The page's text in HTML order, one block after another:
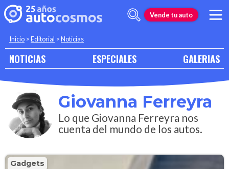
Vende tu auto
Inicio >Editorial >Noticias
NOTICIAS ESPECIALES GALERIAS
Giovanna Ferreyra
Lo que Giovanna Ferreyra nos
cuenta del mundo de los autos.
Gadgets